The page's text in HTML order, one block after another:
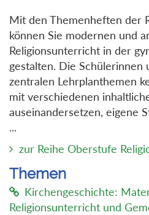
Mit den Themenheften der
können Sie modernen und
Religionsunterricht in der
gestalten. Die Schülerinnen
zentralen Lehrplanthemen
mit verschiedenen
auseinandersetzen, eigene
...
zur Reihe Oberstufe
Themen
Kirchengeschichte:
Religionsunterricht und